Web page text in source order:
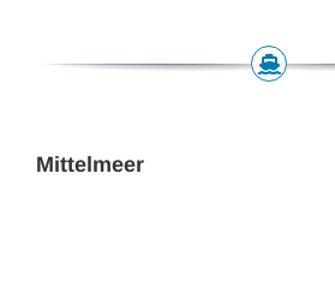
Mittelmeer